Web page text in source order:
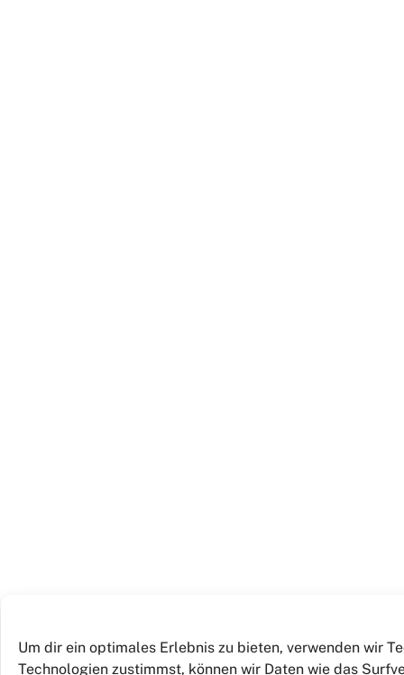
Um dir ein optimales Erlebnis zu bieten, verwenden wir
Technologien zustimmst, können wir Daten wie das